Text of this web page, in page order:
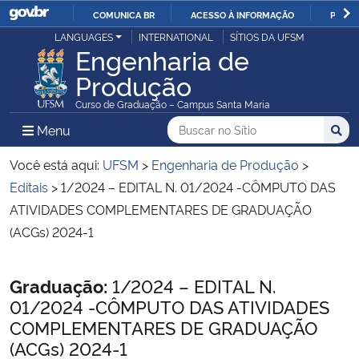
IR
PARA
O
CONTEÚDO
COMUNICA BR ACESSO À INFORMAÇÃO
Ministério da Justiça e Segurança Pública
Ministério da Defesa
Ministério das Relações Exteriores
Ministério da Economia
Ministério da Agricultura, Pecuária e Abastecimento
Ministério da Educação
LANGUAGES INTERNATIONAL SÍTIOS DA UFSM
Engenharia de
Produção
Curso de Graduação – Campus Santa Maria
Menu Menu Principal do Sítio
Busca
Buscar no no Sítio
Busca:
Você está aqui: UFSM > Engenharia de Produção >
Editais >1/2024 – EDITAL N. 01/2024 -CÔMPUTO DAS
ATIVIDADES COMPLEMENTARES DE GRADUAÇÃO
(ACGs) 2024-1
Início do conteúdo
Graduação: 1/2024 – EDITAL N.
01/2024 -CÔMPUTO DAS ATIVIDADES
COMPLEMENTARES DE GRADUAÇÃO
(ACGs) 2024-1